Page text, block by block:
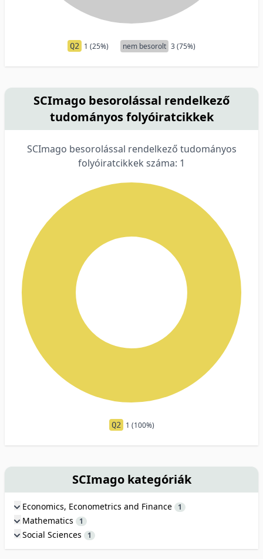
Q2 1 (25%) nem besorolt 3 (75%)
SCImago besorolással rendelkező
tudományos folyóiratcikkek
SCImago besorolással rendelkező tudományos
folyóiratcikkek száma: 1
Q2 1 (100%)
SCImago kategóriák
Economics, Econometrics and Finance 1
Mathematics 1
Social Sciences 1